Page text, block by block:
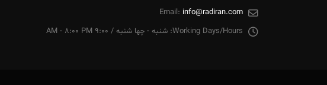
Email: info@radiran.com
Working Days/Hours: شنبه - چها شنبه / 9:00 AM - 8:00 PM